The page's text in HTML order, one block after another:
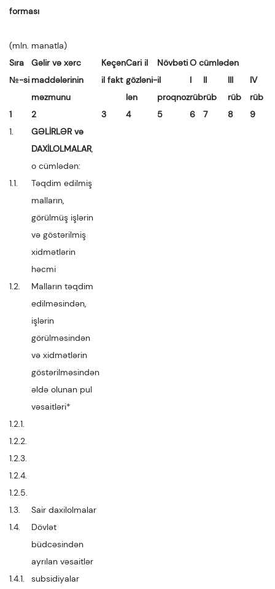
forması
(mln. manatla)
Sıra
№-si
Gəlir və xərc
maddələrinin
məzmunu
Keçən
il fakt
Cari il
gözləni-
lən
Növbəti
il
proqnoz
O cümlədən
I
rüb
II
rüb
III
rüb
IV
rüb
1
2 3 4 5 6 7 8
9
1.
GƏLİRLƏR və
DAXİLOLMALAR,
o cümlədən:
1.1.
Təqdim edilmiş
malların,
görülmüş işlərin
və göstərilmiş
xidmətlərin
həcmi
1.2.
Malların təqdim
edilməsindən,
işlərin
görülməsindən
və xidmətlərin
göstərilməsindən
əldə olunan pul
vəsaitləri*
1.2.1.
1.2.2.
1.2.3.
1.2.4.
1.2.5.
1.3.
Sair daxilolmalar
1.4.
Dövlət
büdcəsindən
ayrılan vəsaitlər
1.4.1.
subsidiyalar